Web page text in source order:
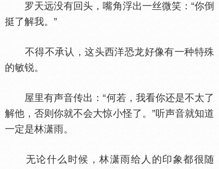
罗天远没有回头，嘴角浮出一丝微笑：“你倒
挺了解我。”
不得不承认，这头西洋恐龙好像有一种特殊
的敏锐。
屋里有声音传出：“何若，我看你还是不太了
解他，否则你就不会大惊小怪了。”听声音就知道
一定是林潇雨。
无论什么时候，林潇雨给人的印象都很随